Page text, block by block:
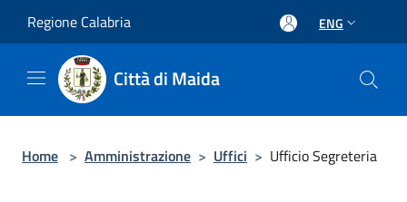
Regione Calabria ENG
Città di Maida
Home > Amministrazione > Uffici > Ufficio Segreteria